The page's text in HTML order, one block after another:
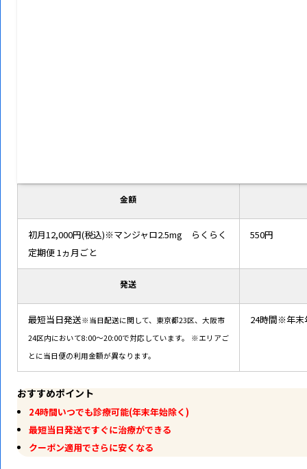
金額
初月12,000円(税込)※マンジャロ2.5mg らくらく
定期便 1ヵ月ごと
550円
発送
最短当日発送※当日配送に関して、東京都23区、大阪市
24区内において8:00～20:00で対応しています。
※エリアご
とに当日便の利用金額が異なります。
24時間※年末
おすすめポイント
24時間いつでも診療可能(年末年始除く)
最短当日発送ですぐに治療ができる
クーポン適用でさらに安くなる